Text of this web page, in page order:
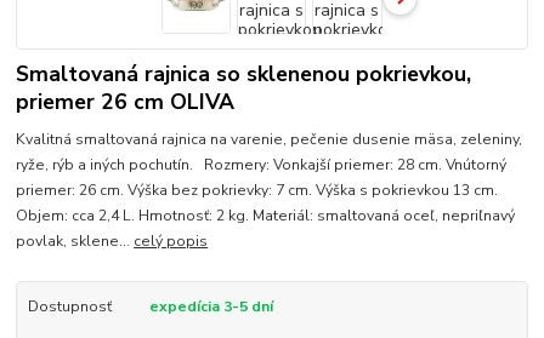
Smaltovaná rajnica so sklenenou pokrievkou,
priemer 26 cm OLIVA
Kvalitná smaltovaná rajnica na varenie, pečenie dusenie mäsa, zeleniny,
ryže, rýb a iných pochutín. Rozmery: Vonkajší priemer: 28 cm. Vnútorný
priemer: 26 cm. Výška bez pokrievky: 7 cm. Výška s pokrievkou 13 cm.
Objem: cca 2,4 L. Hmotnosť: 2 kg. Materiál: smaltovaná oceľ, nepriľnavý
povlak, sklene... celý popis
Dostupnosť expedícia 3-5 dní